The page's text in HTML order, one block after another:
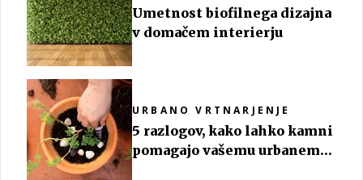
Umetnost biofilnega dizajna
v domačem interierju
URBANO VRTNARJENJE
5 razlogov, kako lahko kamni
pomagajo vašemu urbanemu